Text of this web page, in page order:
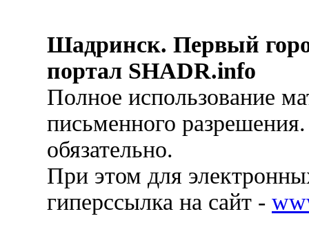
Шадринск. Первый
портал SHADR.info
Полное использование
письменного
обязательно.
При этом для
гиперссылка на сайт -